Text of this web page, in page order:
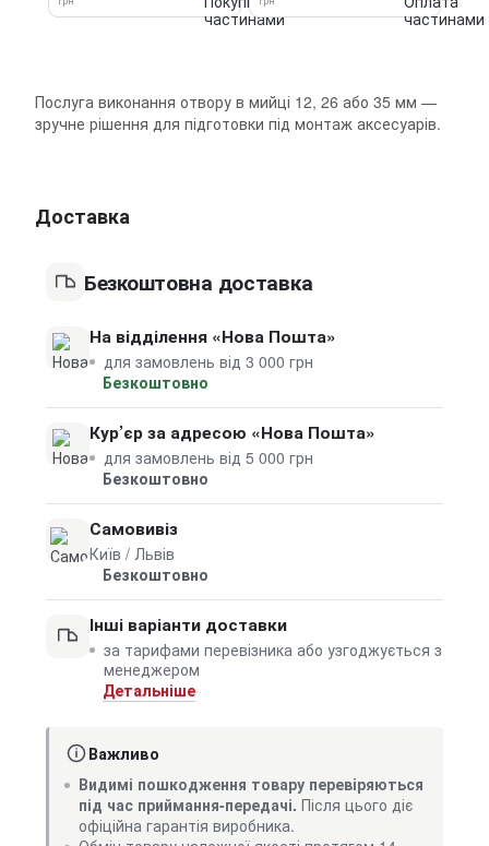
Послуга виконання отвору в мийці 12, 26 або 35 мм —
зручне рішення для підготовки під монтаж аксесуарів.
Доставка
Безкоштовна доставка
На відділення «Нова Пошта»
для замовлень від 3 000 грн
Безкоштовно
Кур’єр за адресою «Нова Пошта»
для замовлень від 5 000 грн
Безкоштовно
Самовивіз
Київ / Львів
Безкоштовно
Інші варіанти доставки
за тарифами перевізника або узгоджується з
менеджером
Детальніше
Важливо
Видимі пошкодження товару перевіряються
під час приймання-передачі. Після цього діє
офіційна гарантія виробника.